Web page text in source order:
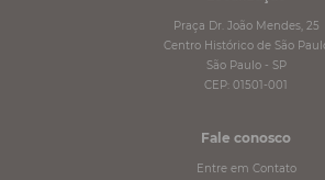
Praça Dr. João Mendes, 25
Centro Histórico de São
São Paulo - SP
CEP: 01501-001
Fale conosco
Entre em Contato